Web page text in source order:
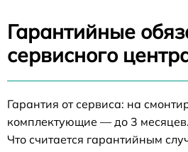
Гарантийные
сервисного
Гарантия от сервиса: на
комплектующие — до 3 месяцев.
Что считается гарантийным